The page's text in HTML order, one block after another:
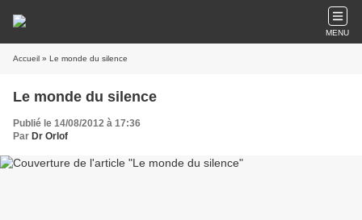
MENU
Accueil » Le monde du silence
Le monde du silence
Publié le 14/08/2012 à 17:36
Par Dr Orlof